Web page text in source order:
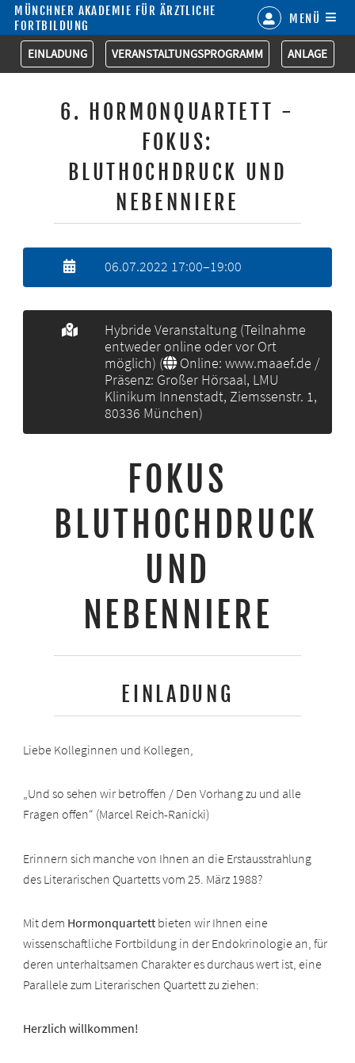
MÜNCHNER AKADEMIE FÜR ÄRZTLICHE
FORTBILDUNG
MENÜ
EINLADUNG VERANSTALTUNGSPROGRAMM ANLAGE
6. HORMONQUARTETT -
FOKUS:
BLUTHOCHDRUCK UND
NEBENNIERE
06.07.2022 17:00–19:00
Hybride Veranstaltung (Teilnahme
entweder online oder vor Ort
möglich) (
Online: www.maaef.de /
Präsenz: Großer Hörsaal, LMU
Klinikum Innenstadt, Ziemssenstr. 1,
80336 München)
FOKUS
BLUTHOCHDRUCK
UND
NEBENNIERE
EINLADUNG
Liebe Kolleginnen und Kollegen,
„Und so sehen wir betroffen / Den Vorhang zu und alle
Fragen offen“ (Marcel Reich-Ranicki)
Erinnern sich manche von Ihnen an die Erstausstrahlung
des Literarischen Quartetts vom 25. März 1988?
Mit dem Hormonquartett bieten wir Ihnen eine
wissenschaftliche Fortbildung in der Endokrinologie an, für
deren unterhaltsamen Charakter es durchaus wert ist, eine
Parallele zum Literarischen Quartett zu ziehen:
Herzlich willkommen!